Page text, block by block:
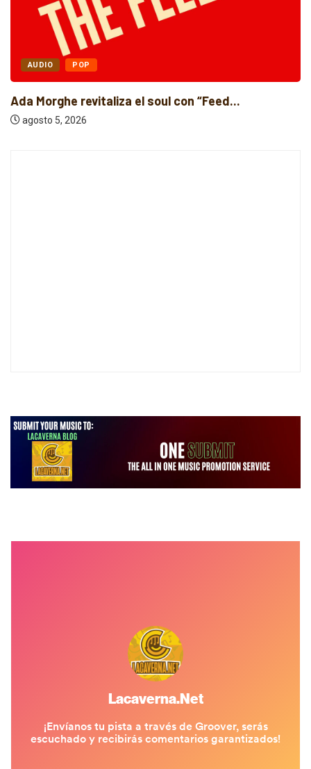
AUDIO POP
Ada Morghe revitaliza el soul con “Feed...
agosto 5, 2026